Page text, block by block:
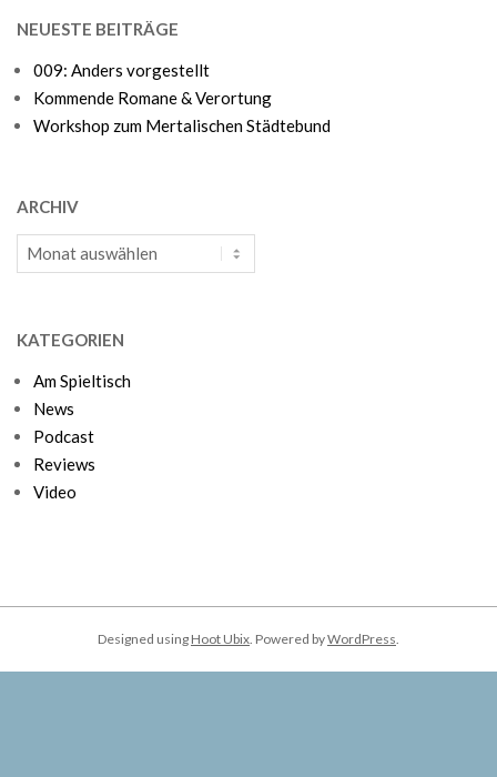
NEUESTE BEITRÄGE
009: Anders vorgestellt
Kommende Romane & Verortung
Workshop zum Mertalischen Städtebund
ARCHIV
Archiv
KATEGORIEN
Am Spieltisch
News
Podcast
Reviews
Video
Designed using Hoot Ubix. Powered byWordPress.